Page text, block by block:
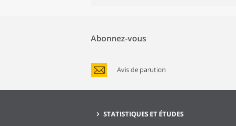
Abonnez-vous
Avis de parution
STATISTIQUES ET ÉTUDES